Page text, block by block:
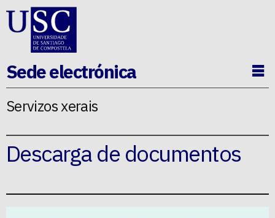
Ir ao contido da p�xina
Sede electrónica
Servizos xerais
Descarga de documentos